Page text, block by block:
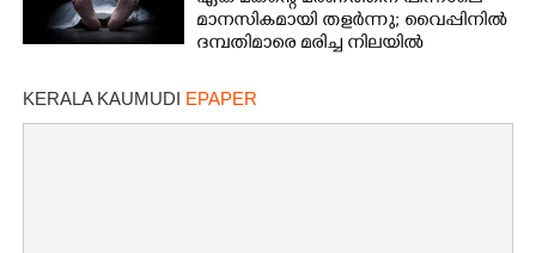
മാനസികമായി തളർന്നു; വൈപ്പിനിൽ
ദമ്പതിമാരെ മരിച്ച നിലയിൽ
KERALA KAUMUDI EPAPER